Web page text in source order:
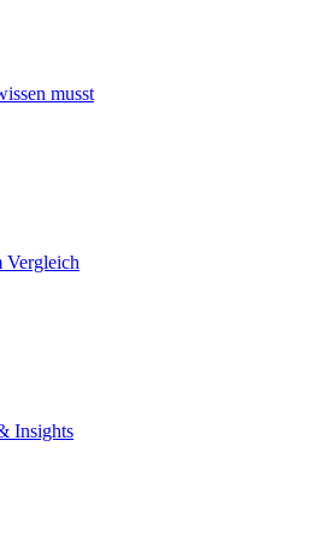
musst
Vergleich
Insights